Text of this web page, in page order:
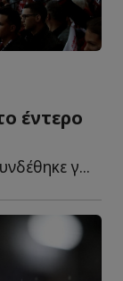
έντερο
γ...